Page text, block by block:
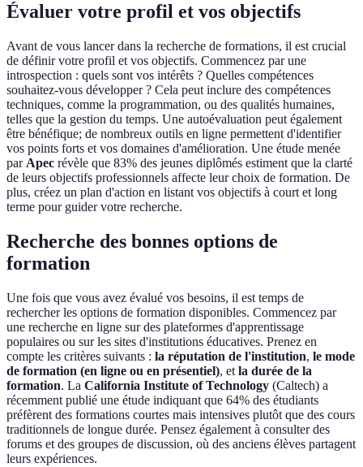
Évaluer votre profil et vos objectifs
Avant de vous lancer dans la recherche de formations, il est crucial
de définir votre profil et vos objectifs. Commencez par une
introspection : quels sont vos intérêts ? Quelles compétences
souhaitez-vous développer ? Cela peut inclure des compétences
techniques, comme la programmation, ou des qualités humaines,
telles que la gestion du temps. Une autoévaluation peut également
être bénéfique; de nombreux outils en ligne permettent d'identifier
vos points forts et vos domaines d'amélioration. Une étude menée
par Apec révèle que 83% des jeunes diplômés estiment que la clarté
de leurs objectifs professionnels affecte leur choix de formation. De
plus, créez un plan d'action en listant vos objectifs à court et long
terme pour guider votre recherche.
Recherche des bonnes options de
formation
Une fois que vous avez évalué vos besoins, il est temps de
rechercher les options de formation disponibles. Commencez par
une recherche en ligne sur des plateformes d'apprentissage
populaires ou sur les sites d'institutions éducatives. Prenez en
compte les critères suivants : la réputation de l'institution, le mode
de formation (en ligne ou en présentiel), et la durée de la
formation. La California Institute of Technology (Caltech) a
récemment publié une étude indiquant que 64% des étudiants
préfèrent des formations courtes mais intensives plutôt que des cours
traditionnels de longue durée. Pensez également à consulter des
forums et des groupes de discussion, où des anciens élèves partagent
leurs expériences.